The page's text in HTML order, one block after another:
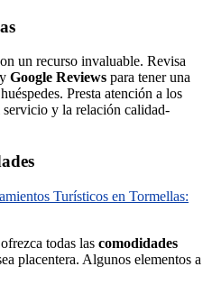
un recurso invaluable. Revisa
y Google Reviews para tener una
Presta atención a los
y la relación calidad-
Turísticos en Tormellas:
todas las comodidades
placentera. Algunos elementos a